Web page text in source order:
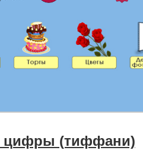
цифры (тиффани)